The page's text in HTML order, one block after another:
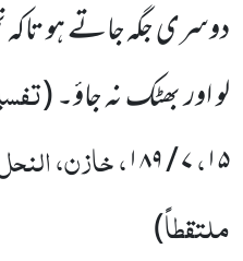
دوسری جگہ جاتے ہو تاکہ
لو اور بھٹک نہ جاؤ۔(
۱۵،۷ / ۱۸۹ ، خازن،
ملتقطاً)